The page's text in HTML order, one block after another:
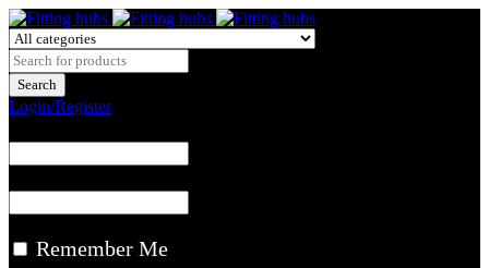
Login/Register
Remember Me